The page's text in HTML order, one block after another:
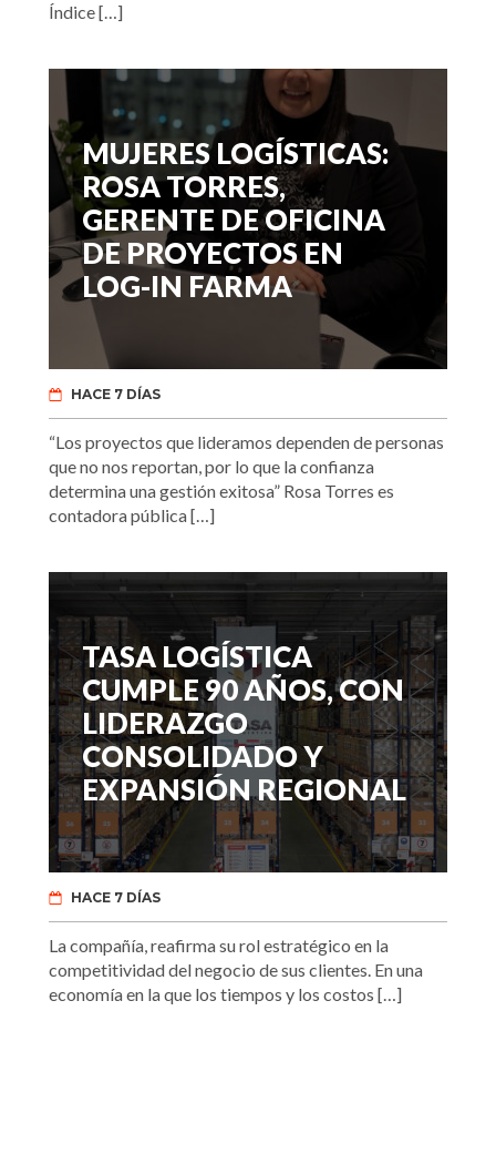
Índice […]
MUJERES LOGÍSTICAS:
ROSA TORRES,
GERENTE DE OFICINA
DE PROYECTOS EN
LOG-IN FARMA
HACE 7 DÍAS
“Los proyectos que lideramos dependen de personas
que no nos reportan, por lo que la confianza
determina una gestión exitosa” Rosa Torres es
contadora pública […]
TASA LOGÍSTICA
CUMPLE 90 AÑOS, CON
LIDERAZGO
CONSOLIDADO Y
EXPANSIÓN REGIONAL
HACE 7 DÍAS
La compañía, reafirma su rol estratégico en la
competitividad del negocio de sus clientes. En una
economía en la que los tiempos y los costos […]